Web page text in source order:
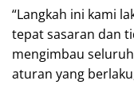
“Langkah ini kami
tepat sasaran dan
mengimbau
aturan yang